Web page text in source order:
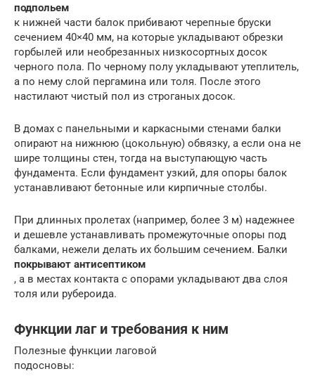
подпольем
к нижней части балок прибивают черепные бруски
сечением 40×40 мм, на которые укладывают обрезки
горбылей или необрезанных низкосортных досок
черного пола. По черному полу укладывают утеплитель,
а по нему слой пергамина или толя. После этого
настилают чистый пол из строганых досок.
В домах с панельными и каркасными стенами балки
опирают на нижнюю (цокольную) обвязку, а если она не
шире толщины стен, тогда на выступающую часть
фундамента. Если фундамент узкий, для опоры балок
устанавливают бетонные или кирпичные столбы.
При длинных пролетах (например, более 3 м) надежнее
и дешевле устанавливать промежуточные опоры под
балками, нежели делать их большим сечением. Балки
покрывают антисептиком
, а в местах контакта с опорами укладывают два слоя
толя или рубероида.
Функции лаг и требования к ним
Полезные функции лаговой
подосновы: